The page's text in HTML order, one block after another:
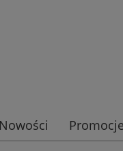
Nowości Promocje